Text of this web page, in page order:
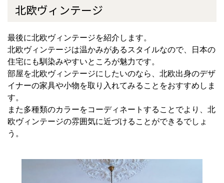
北欧ヴィンテージ
最後に北欧ヴィンテージを紹介します。
北欧ヴィンテージは温かみがあるスタイルなので、日本の
住宅にも馴染みやすいところが魅力です。
部屋を北欧ヴィンテージにしたいのなら、北欧出身のデザ
イナーの家具や小物を取り入れてみることをおすすめしま
す。
また多種類のカラーをコーディネートすることでより、北
欧ヴィンテージの雰囲気に近づけることができるでしょ
う。